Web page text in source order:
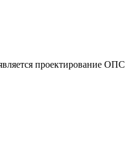
проектирование ОПС